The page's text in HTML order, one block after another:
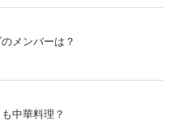
メンバーは？
中華料理？